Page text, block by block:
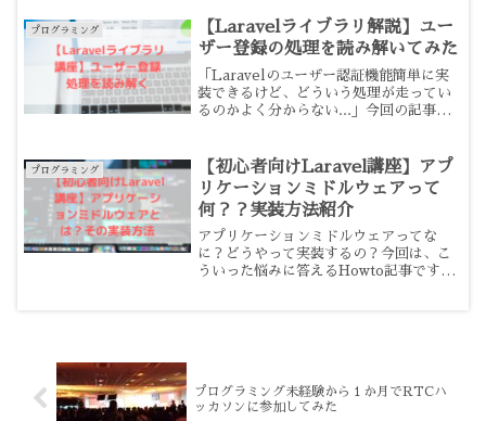
い！？！？と思ったので、記事書きま
す。普段...
プログラミング
【Laravelライブラリ解説】ユー
ザー登録の処理を読み解いてみた
「Laravelのユーザー認証機能簡単に実
装できるけど、どういう処理が走ってい
るのかよく分からない...」今回の記事は
職したWebエンジニア1年目で、主に
Larave...
プログラミング
【初心者向けLaravel講座】アプ
リケーションミドルウェアって
何？？実装方法紹介
アプリケーションミドルウェアってな
に？どうやって実装するの？今回は、こ
ういった悩みに答えるHowto記事です。
プログラミング未経験から１か月でRTCハ
ッカソンに参加してみた